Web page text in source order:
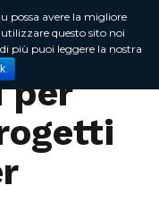
per
possa avere la migliore
questo sito noi
più puoi leggere la nostra